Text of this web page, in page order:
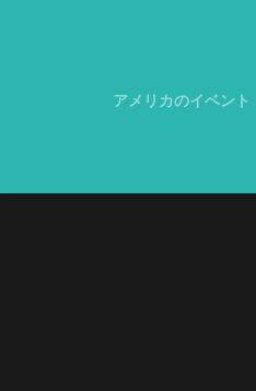
アメリカのイベント